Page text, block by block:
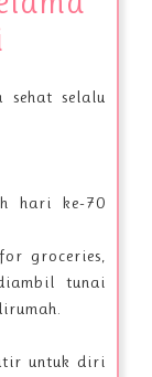
sehat selalu
hari ke-70
groceries,
tunai
untuk diri